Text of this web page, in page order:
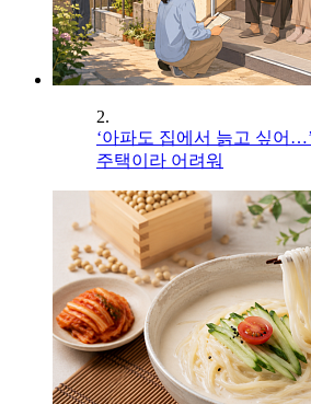
2.
‘아파도 집에서 늙고 싶어
주택이라 어려워